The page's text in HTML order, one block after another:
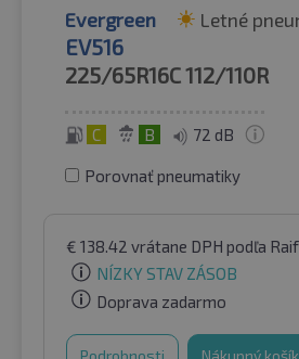
Evergreen Letné
EV516
225/65R16C112/110R
C B 72 dB
Porovnať pneumatiky
€ 138.42 vrátane DPH podľa
NÍZKY STAV ZÁSOB
Doprava zadarmo